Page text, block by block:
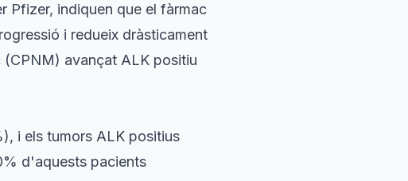
Pfizer, indiquen que el fàrmac
i redueix dràsticament
(CPNM) avançat ALK positiu
i els tumors ALK positius
d'aquests pacients